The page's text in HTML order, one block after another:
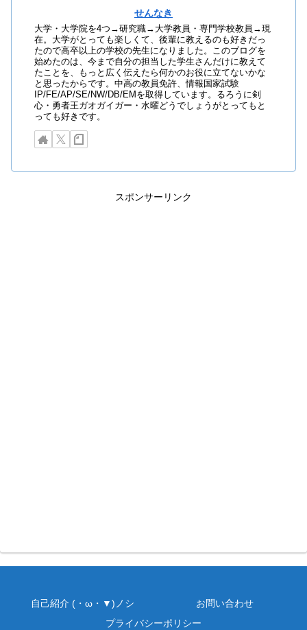
せんなき
大学・大学院を4つ→研究職→大学教員・専門学校教員→現
在。大学がとっても楽しくて、後輩に教えるのも好きだっ
たので高卒以上の学校の先生になりました。このブログを
始めたのは、今まで自分の担当した学生さんだけに教えて
たことを、もっと広く伝えたら何かのお役に立てないかな
と思ったからです。中高の教員免許、情報国家試験
IP/FE/AP/SE/NW/DB/EMを取得しています。るろうに剣
心・勇者王ガオガイガー・水曜どうでしょうがとってもと
っても好きです。
スポンサーリンク
自己紹介 (・ω・▼)ノシ
お問い合わせ
プライバシーポリシー